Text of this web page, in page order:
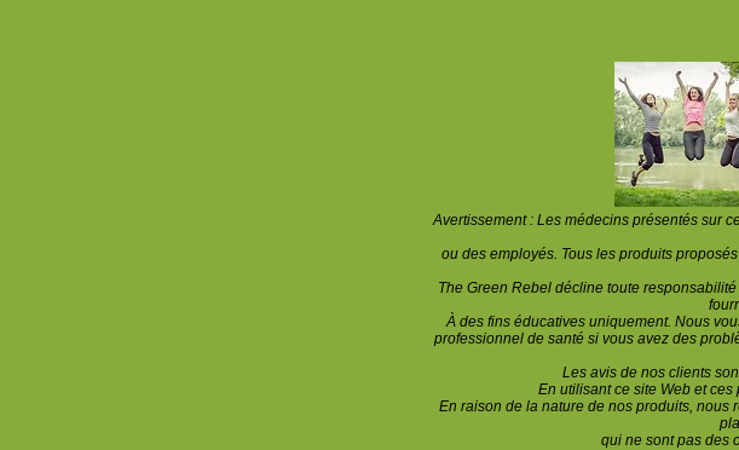
Avertissement : Les médecins présentés sur
ou des employés. Tous les produits
The Green Rebel décline toute
À des fins éducatives uniquement. Nous
professionnel de santé si vous avez des
Les avis de nos clients
En utilisant ce site Web et
En raison de la nature de nos produits, nous
qui ne sont pas des